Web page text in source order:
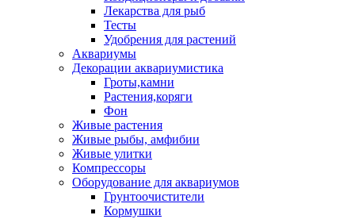
Лекарства для рыб
Тесты
Удобрения для растений
Аквариумы
Декорации аквариумистика
Гроты,камни
Растения,коряги
Фон
Живые растения
Живые рыбы, амфибии
Живые улитки
Компрессоры
Оборудование для аквариумов
Грунтоочистители
Кормушки